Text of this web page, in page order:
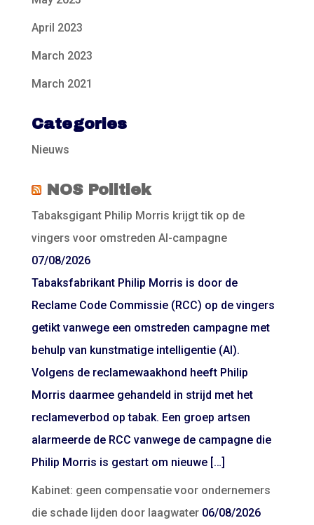
April 2023
March 2023
March 2021
Categories
Nieuws
NOS Politiek
Tabaksgigant Philip Morris krijgt tik op de
vingers voor omstreden AI-campagne
07/08/2026
Tabaksfabrikant Philip Morris is door de
Reclame Code Commissie (RCC) op de vingers
getikt vanwege een omstreden campagne met
behulp van kunstmatige intelligentie (AI).
Volgens de reclamewaakhond heeft Philip
Morris daarmee gehandeld in strijd met het
reclameverbod op tabak. Een groep artsen
alarmeerde de RCC vanwege de campagne die
Philip Morris is gestart om nieuwe […]
Kabinet: geen compensatie voor ondernemers
die schade lijden door laagwater 06/08/2026